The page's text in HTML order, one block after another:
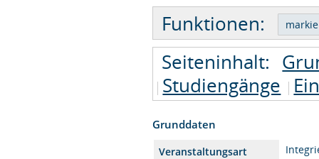
Funktionen:
Seiteninhalt:
Studiengänge
Grunddaten
Veranstaltungsart